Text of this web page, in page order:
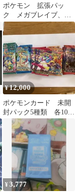
ポケモン 拡張パッ
ク メガブレイブ、シ
ンフォニア、変幻の仮
面、バトルパートナー
ズ
¥12,000
ポケモンカード 未開
封パック5種類 各10パ
ック
¥3,777